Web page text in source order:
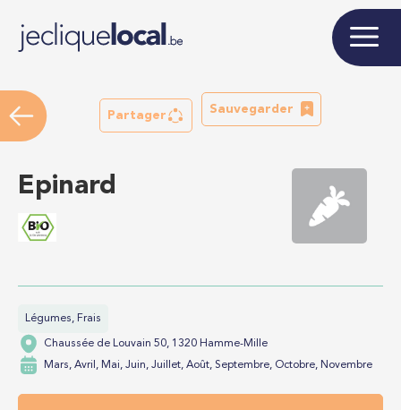
Partager
Sauvegarder
Epinard
Légumes, Frais
Chaussée de Louvain 50, 1320 Hamme-Mille
Mars, Avril, Mai, Juin, Juillet, Août, Septembre, Octobre, Novembre